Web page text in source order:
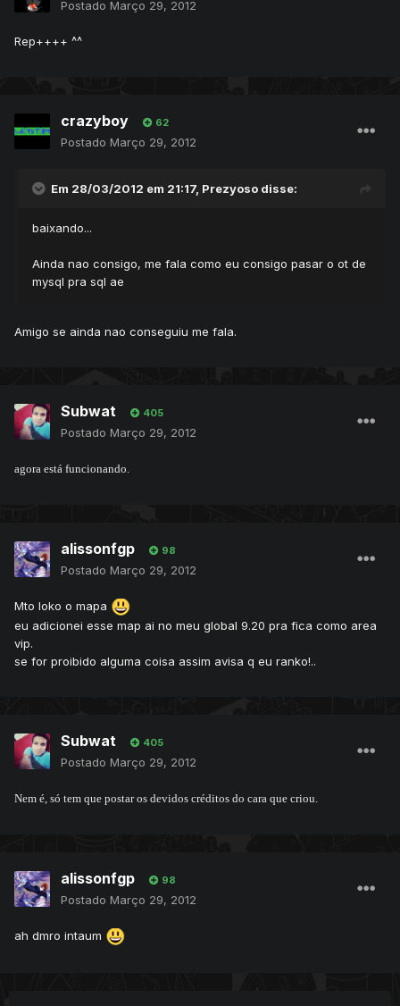
Postado Março 29, 2012
Rep++++ ^^
crazyboy 62
Postado Março 29, 2012
Em 28/03/2012 em 21:17, Prezyoso disse:
baixando...
Ainda nao consigo, me fala como eu consigo pasar o ot de
mysql pra sql ae
Amigo se ainda nao conseguiu me fala.
Subwat 405
Postado Março 29, 2012
agora está funcionando.
alissonfgp 98
Postado Março 29, 2012
Mto loko o mapa
eu adicionei esse map ai no meu global 9.20 pra fica como area
vip.
se for proibido alguma coisa assim avisa q eu ranko!..
Subwat 405
Postado Março 29, 2012
Nem é, só tem que postar os devidos créditos do cara que criou.
alissonfgp 98
Postado Março 29, 2012
ah dmro intaum